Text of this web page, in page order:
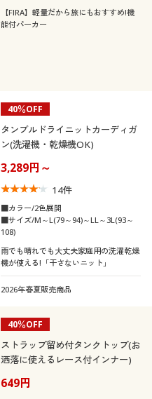
【FIRA】軽量だから旅にもおすすめ!機
能付パーカー
40％OFF
タンブルドライニットカーディガ
ン(洗濯機・乾燥機OK)
3,289円～
14件
■カラー/2色展開
■サイズ/M～L(79～94)～LL～3L(93～
108)
雨でも晴れでも大丈夫家庭用の洗濯乾燥
機が使える!「干さないニット」
2026年春夏販売商品
40％OFF
ストラップ留め付タンクトップ(お
洒落に使えるレース付インナー)
649円